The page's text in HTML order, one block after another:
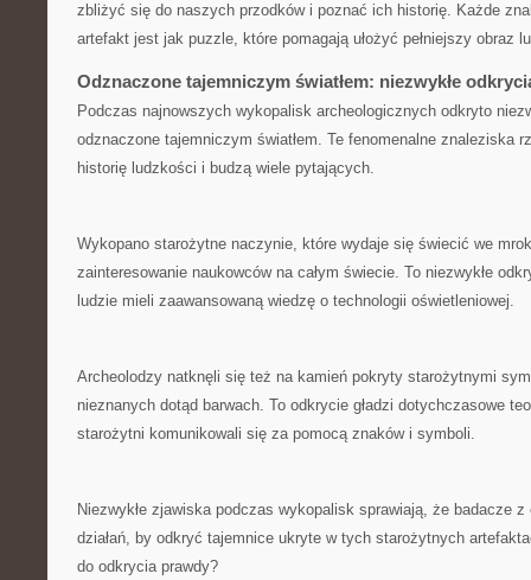
zbliżyć się do naszych przodków i poznać ich​ historię.⁤ Każde
artefakt jest⁢ jak‍ puzzle, które pomagają ułożyć pełniejszy⁣ obraz
Odznaczone‍ tajemniczym światłem: niezwykłe
Podczas najnowszych​ wykopalisk archeologicznych odkryto
‍odznaczone tajemniczym światłem. Te fenomenalne znaleziska
historię ludzkości i budzą wiele pytających.
Wykopano starożytne naczynie, które wydaje ⁢się świecić we
zainteresowanie naukowców na całym świecie. To niezwykłe
ludzie mieli zaawansowaną wiedzę o technologii oświetleniowej.
Archeolodzy natknęli się też na kamień pokryty starożytnymi
nieznanych dotąd barwach. To odkrycie gładzi dotychczasowe⁢
starożytni komunikowali się za pomocą znaków i symboli.
Niezwykłe zjawiska podczas wykopalisk sprawiają, że badacze z
działań, by odkryć tajemnice ukryte w tych starożytnych
do odkrycia prawdy?